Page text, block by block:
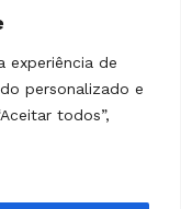
experiência de
personalizado e
todos”,
9 8309-8660
E SERVIÇOS
ASSISTÊNCIA À
ATUA, SENDO
NA
POR
DO